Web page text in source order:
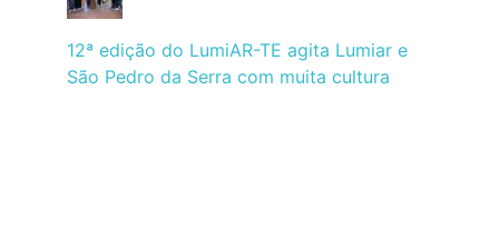
12ª edição do LumiAR-TE agita Lumiar e
São Pedro da Serra com muita cultura